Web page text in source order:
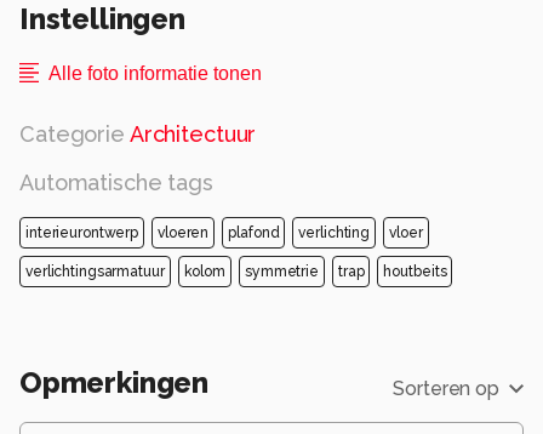
Instellingen
Alle foto informatie tonen
Categorie Architectuur
Automatische tags
interieurontwerp vloeren plafond verlichting vloer
verlichtingsarmatuur kolom symmetrie trap houtbeits
Opmerkingen Sorteren op